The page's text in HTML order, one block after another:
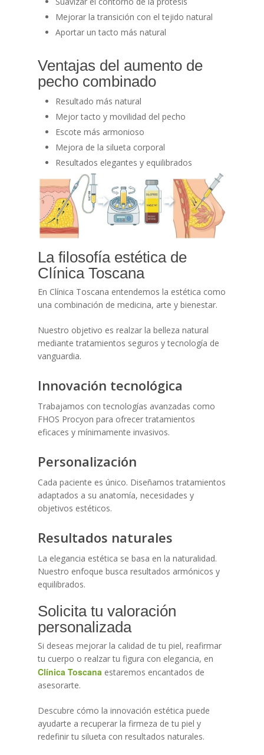
Mejorar la transición con el tejido natural
Aportar un tacto más natural
Ventajas del aumento de
pecho combinado
Resultado más natural
Mejor tacto y movilidad del pecho
Escote más armonioso
Mejora de la silueta corporal
Resultados elegantes y equilibrados
La filosofía estética de
Clínica Toscana
En Clínica Toscana entendemos la estética como
una combinación de medicina, arte y bienestar.
Nuestro objetivo es realzar la belleza natural
mediante tratamientos seguros y tecnología de
vanguardia.
Innovación tecnológica
Trabajamos con tecnologías avanzadas como
FHOS Procyon para ofrecer tratamientos
eficaces y mínimamente invasivos.
Personalización
Cada paciente es único. Diseñamos tratamientos
adaptados a su anatomía, necesidades y
objetivos estéticos.
Resultados naturales
La elegancia estética se basa en la naturalidad.
Nuestro enfoque busca resultados armónicos y
equilibrados.
Solicita tu valoración
personalizada
Si deseas mejorar la calidad de tu piel, reafirmar
tu cuerpo o realzar tu figura con elegancia, en
Clínica Toscana estaremos encantados de
asesorarte.
Descubre cómo la innovación estética puede
ayudarte a recuperar la firmeza de tu piel y
redefinir tu silueta con resultados naturales.